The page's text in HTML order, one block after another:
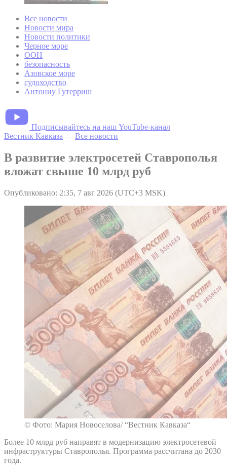
Все новости
Новости мира
Новости политики
Черное море
ООН
безопасность
Азовское море
судоходство
Антониу Гутерриш
Подписывайтесь на наш YouTube-канал
Вестник Кавказа — Все новости
В развитие электросетей Ставрополья
вложат свыше 10 млрд руб
Опубликовано: 2:35, 7 авг 2026 (UTC+3 MSK)
© Фото: Мария Новоселова/ “Вестник Кавказа“
Более 10 млрд руб направят в модернизацию электросетевой
инфраструктуры Ставрополья. Программа рассчитана до 2030
года.